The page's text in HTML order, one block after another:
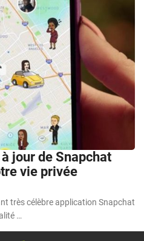
jour de Snapchat
vie privée
très célèbre application Snapchat
…